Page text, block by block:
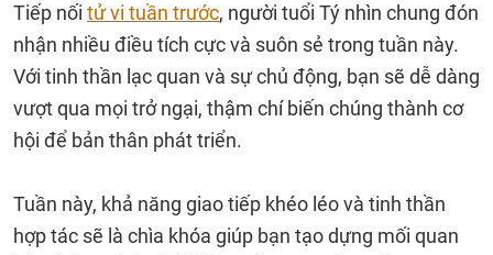
Tiếp nối tử vi tuần trước, người tuổi Tý nhìn chung đón
nhận nhiều điều tích cực và suôn sẻ trong tuần này.
Với tinh thần lạc quan và sự chủ động, bạn sẽ dễ dàng
vượt qua mọi trở ngại, thậm chí biến chúng thành cơ
hội để bản thân phát triển.
Tuần này, khả năng giao tiếp khéo léo và tinh thần
hợp tác sẽ là chìa khóa giúp bạn tạo dựng mối quan